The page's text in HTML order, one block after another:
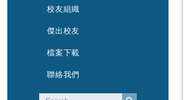
校友組織
傑出校友
檔案下載
聯絡我們